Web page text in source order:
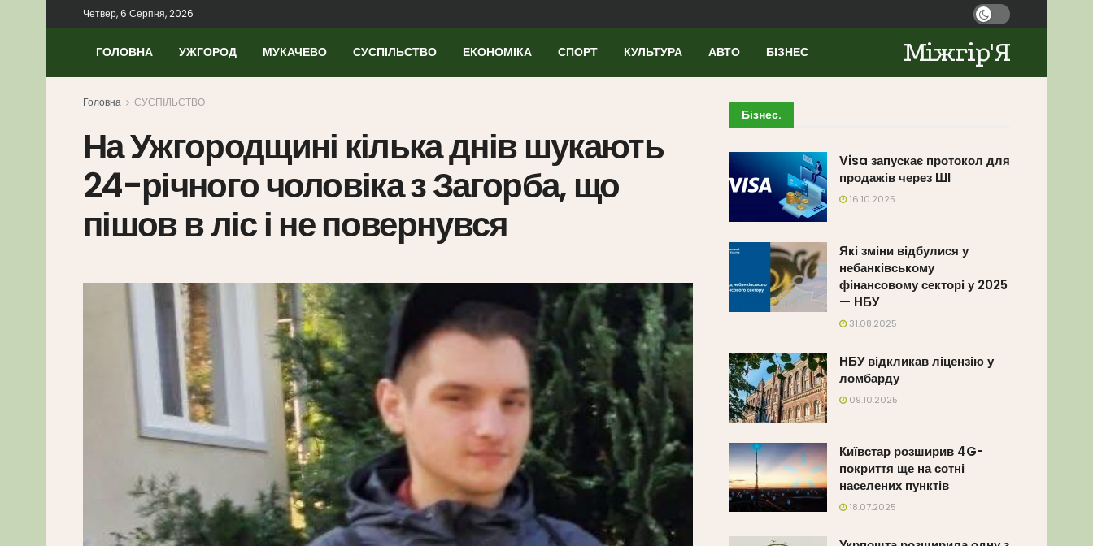
Четвер, 6 Серпня, 2026
ГОЛОВНА УЖГОРОД МУКАЧЕВО СУСПІЛЬСТВО ЕКОНОМІКА СПОРТ КУЛЬТУРА АВТО БІЗНЕС Міжгір'Я
Головна СУСПІЛЬСТВО
На Ужгородщині кілька днів шукають
24-річного чоловіка з Загорба, що
пішов в ліс і не повернувся
Бізнес.
Visa запускає протокол для
продажів через ШІ
16.10.2025
Які зміни відбулися у
небанківському
фінансовому секторі у 2025
— НБУ
31.08.2025
НБУ відкликав ліцензію у
ломбарду
09.10.2025
Київстар розширив 4G-
покриття ще на сотні
населених пунктів
18.07.2025